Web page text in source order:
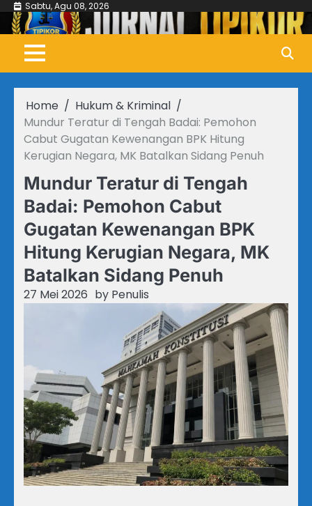
Skip
content
Sabtu, Agu 08, 2026
Home
Hukum & Kriminal
Mundur Teratur di Tengah Badai: Pemohon
Cabut Gugatan Kewenangan BPK Hitung
Kerugian Negara, MK Batalkan Sidang Penuh
Mundur Teratur di Tengah
Badai: Pemohon Cabut
Gugatan Kewenangan BPK
Hitung Kerugian Negara, MK
Batalkan Sidang Penuh
27 Mei 2026 by Penulis